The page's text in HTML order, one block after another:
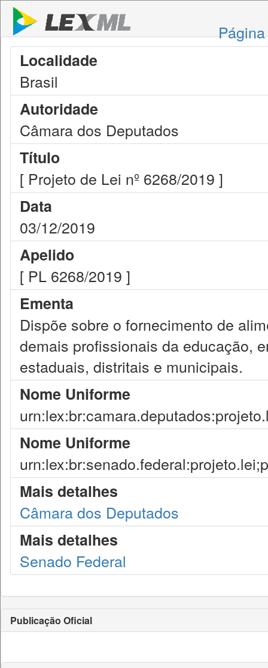
Localidade
Brasil
Autoridade
Câmara dos Deputados
Título
[ Projeto de Lei nº 6268/2019 ]
Data
03/12/2019
Apelido
[ PL 6268/2019 ]
Ementa
Dispõe sobre o fornecimento de
demais profissionais da educação,
estaduais, distritais e municipais.
Nome Uniforme
Nome Uniforme
Mais detalhes
Câmara dos Deputados
Mais detalhes
Senado Federal
Publicação Oficial